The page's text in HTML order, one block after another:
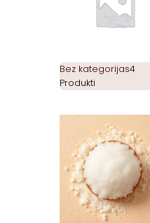
Bez kategorijas4
Produkti